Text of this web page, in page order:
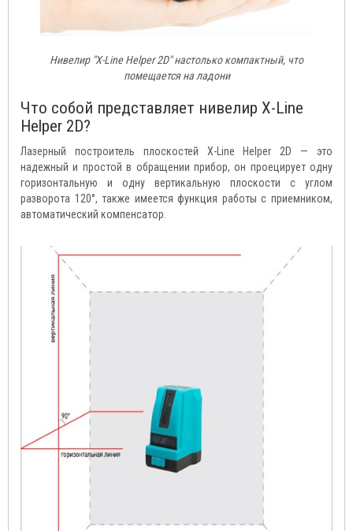
Нивелир "X-Line Helper 2D" настолько компактный, что
помещается на ладони
Что собой представляет нивелир X-Line
Helper 2D?
Лазерный построитель плоскостей X-Line Helper 2D — это
надежный и простой в обращении прибор, он проецирует одну
горизонтальную и одну вертикальную плоскости с углом
разворота 120°, также имеется функция работы с приемником,
автоматический компенсатор.